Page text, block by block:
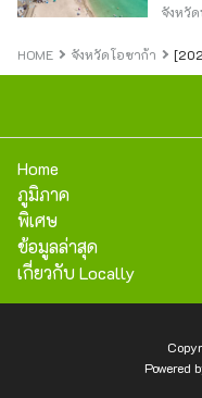
จังหวั
HOME จังหวัดโอซาก้า
Home
ภูมิภาค
พิเศษ
ข้อมูลล่าสุด
เกี่ยวกับ Locally
Powered